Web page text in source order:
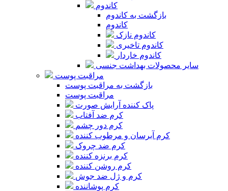
کاندوم
بازگشت به کاندوم
کاندوم
کاندوم نازک
کاندوم تاخیری
کاندوم خاردار
سایر محصولات بهداشت جنسی
مراقبت پوست
بازگشت به مراقبت پوست
مراقبت پوست
پاک کننده آرایش صورت
کرم ضد آفتاب
کرم دور چشم
کرم آبرسان و مرطوب کننده
کرم ضد چروک
کرم برنزه کننده
کرم روشن کننده
کرم و ژل ضد جوش
کرم پوشاننده